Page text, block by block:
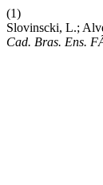
(1)
Slovinscki, L.;
Cad. Bras. Ens.